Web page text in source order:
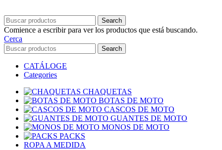
Search
Comience a escribir para ver los productos que está buscando.
Cerca
Search
CATÁLOGE
Categories
CHAQUETAS
BOTAS DE MOTO
CASCOS DE MOTO
GUANTES DE MOTO
MONOS DE MOTO
PACKS
ROPA A MEDIDA